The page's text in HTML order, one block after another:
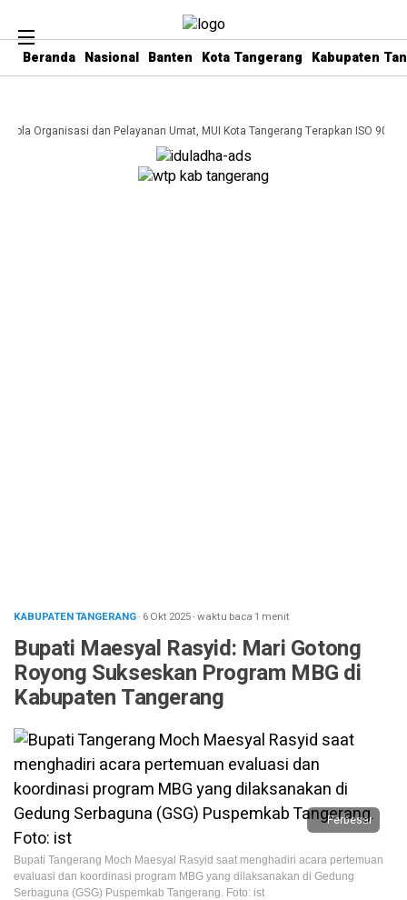
Beranda Nasional Banten Kota Tangerang Kabupaten
Organisasi dan Pelayanan Umat, MUI Kota Tangerang Terapkan ISO
KABUPATEN TANGERANG· 6 Okt 2025·waktu baca 1 menit
Bupati Maesyal Rasyid: Mari Gotong
Royong Sukseskan Program MBG di
Kabupaten Tangerang
Perbesar
Bupati Tangerang Moch Maesyal Rasyid saat menghadiri acara pertemuan
evaluasi dan koordinasi program MBG yang dilaksanakan di Gedung
Serbaguna (GSG) Puspemkab Tangerang. Foto: ist